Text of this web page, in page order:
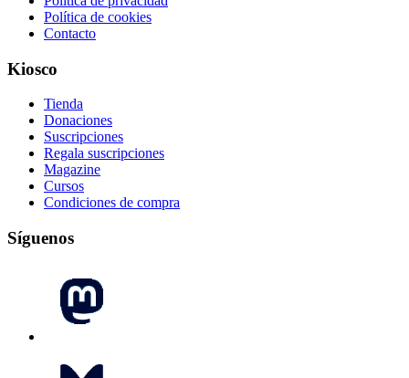
Política de cookies
Contacto
Kiosco
Tienda
Donaciones
Suscripciones
Regala suscripciones
Magazine
Cursos
Condiciones de compra
Síguenos